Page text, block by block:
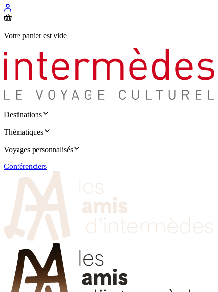
Votre panier est vide
Destinations
Thématiques
Voyages personnalisés
Conférenciers